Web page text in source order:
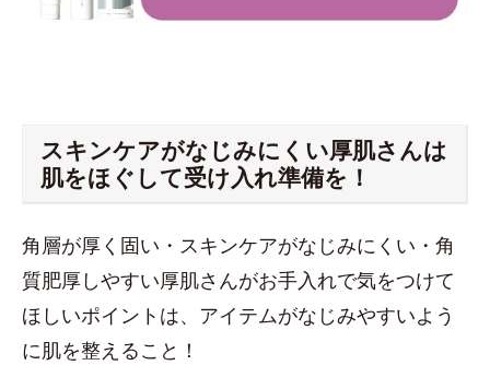
スキンケアがなじみにくい厚肌さんは
肌をほぐして受け入れ準備を！
角層が厚く固い・スキンケアがなじみにくい・角
質肥厚しやすい厚肌さんがお手入れで気をつけて
ほしいポイントは、アイテムがなじみやすいよう
に肌を整えること！